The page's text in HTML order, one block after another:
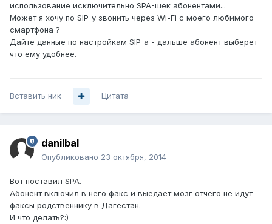
использование исключительно SPA-шек абонентами...
Может я хочу по SIP-у звонить через Wi-Fi с моего любимого
смартфона ?
Дайте данные по настройкам SIP-а - дальше абонент выберет
что ему удобнее.
Вставить ник Цитата
danilbal
Опубликовано 23 октября, 2014
Вот поставил SPA.
Абонент включил в него факс и выедает мозг отчего не идут
факсы родственнику в Дагестан.
И что делать?:)